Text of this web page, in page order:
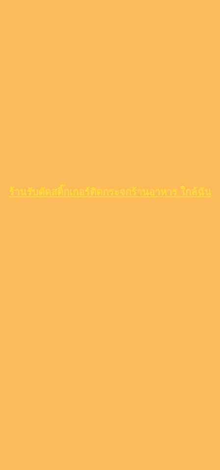
ร้านรับตัดสติ๊กเกอร์ติดกระจกร้านอาหาร ใกล้ฉัน